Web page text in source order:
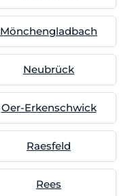
Mönchengladbach
Neubrück
Oer-Erkenschwick
Raesfeld
Rees